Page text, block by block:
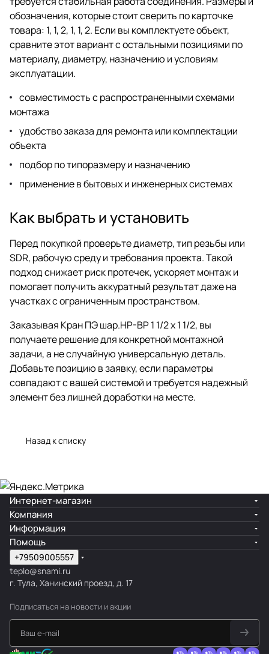
обозначения, которые стоит сверить по карточке
товара: 1, 1, 2, 1, 1, 2. Если вы комплектуете объект,
сравните этот вариант с остальными позициями по
материалу, диаметру, назначению и условиям
эксплуатации.
совместимость с распространенными схемами
монтажа
удобство заказа для ремонта или комплектации
объекта
подбор по типоразмеру и назначению
применение в бытовых и инженерных системах
Как выбрать и установить
Перед покупкой проверьте диаметр, тип резьбы или
SDR, рабочую среду и требования проекта. Такой
подход снижает риск протечек, ускоряет монтаж и
помогает получить аккуратный результат даже на
участках с ограниченным пространством.
Заказывая Кран ПЭ шар.НР-ВР 1 1/2 x 1 1/2, вы
получаете решение для конкретной монтажной
задачи, а не случайную универсальную деталь.
Добавьте позицию в заявку, если параметры
совпадают с вашей системой и требуется надежный
элемент без лишней доработки на месте.
Назад к списку
Интернет-магазин
Компания
Информация
Помощь
+79509005557
teplo@snami.ru
г. Тула, Ханинский проезд, д. 17
Подписаться на новости и акции